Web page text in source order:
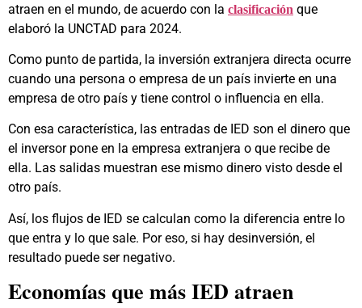
atraen en el mundo, de acuerdo con la clasificación que
elaboró la UNCTAD para 2024.
Como punto de partida, la inversión extranjera directa ocurre
cuando una persona o empresa de un país invierte en una
empresa de otro país y tiene control o influencia en ella.
Con esa característica, las entradas de IED son el dinero que
el inversor pone en la empresa extranjera o que recibe de
ella. Las salidas muestran ese mismo dinero visto desde el
otro país.
Así, los flujos de IED se calculan como la diferencia entre lo
que entra y lo que sale. Por eso, si hay desinversión, el
resultado puede ser negativo.
Economías que más IED atraen